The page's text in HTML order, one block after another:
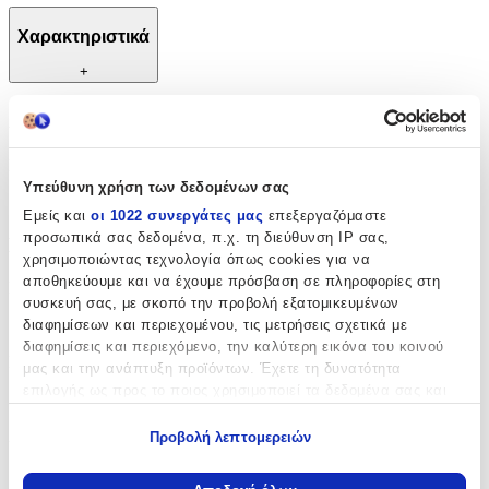
Υπεύθυνη χρήση των δεδομένων σας
Εμείς και οι 1022 συνεργάτες μας επεξεργαζόμαστε
προσωπικά σας δεδομένα, π.χ. τη διεύθυνση IP σας,
χρησιμοποιώντας τεχνολογία όπως cookies για να
αποθηκεύουμε και να έχουμε πρόσβαση σε πληροφορίες στη
συσκευή σας, με σκοπό την προβολή εξατομικευμένων
διαφημίσεων και περιεχομένου, τις μετρήσεις σχετικά με
διαφημίσεις και περιεχόμενο, την καλύτερη εικόνα του κοινού
μας και την ανάπτυξη προϊόντων. Έχετε τη δυνατότητα
Να συλλέξουμε πληροφορίες σχετικά με τη γεωγραφική
Προβολή λεπτομερειών
Χαρακτηριστικά
+
Χαρακτηριστικά
Βασικά Χαρακτηριστικά
Ποιότητα:
Συνθετικό
Κατασκευή:
Μηχανής
Ασημί